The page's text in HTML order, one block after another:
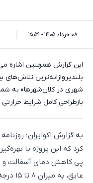
۰۸ خرداد ۱۴۰۵ - ۱۵:۵۹
این گزارش همچنین اشاره
بلندپروازانه‌ترین تلاش‌های
شهری در کلان‌شهرها» به
بازطراحی کامل شرایط
به گزارش اکوایران؛
کرد که این پروژه با
پی کاهش دمای آسفالت و